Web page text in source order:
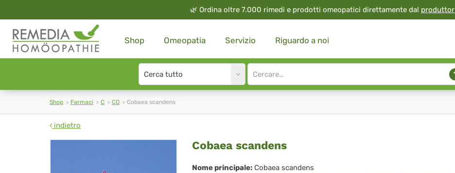
🌿 Ordina oltre 7.000 rimedi e prodotti omeopatici direttamente dal produttor
Shop Omeopatia Servizio Riguardo a noi
Search
type
Site
search
Shop Farmaci C CO Cobaea scandens
indietro
Cobaea
scandens
Cobaea scandens
Nome principale: Cobaea scandens